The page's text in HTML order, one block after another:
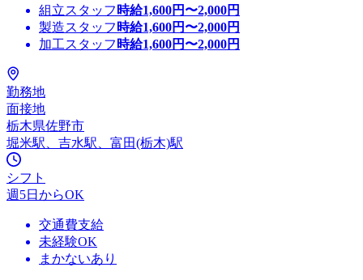
組立スタッフ 時給1,600円〜2,000円
製造スタッフ 時給1,600円〜2,000円
加工スタッフ 時給1,600円〜2,000円
勤務地
面接地
栃木県佐野市
堀米駅、吉水駅、富田(栃木)駅
シフト
週5日からOK
交通費支給
未経験OK
まかないあり